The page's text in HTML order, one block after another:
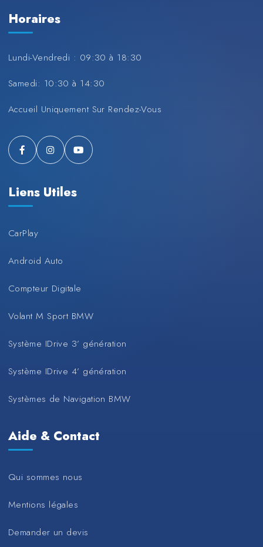
Horaires
Lundi-Vendredi : 09:30 à 18:30
Samedi: 10:30 à 14:30
Accueil Uniquement Sur Rendez-Vous
Liens Utiles
CarPlay
Android Auto
Compteur Digitale
Volant M Sport BMW
Système IDrive 3’ génération
Système IDrive 4’ génération
Systèmes de Navigation BMW
Aide & Contact
Qui sommes nous
Mentions légales
Demander un devis